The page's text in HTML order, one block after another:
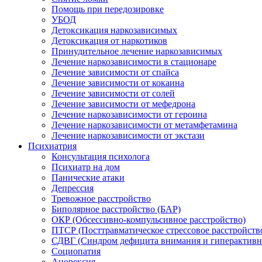
Помощь при передозировке
УБОД
Детоксикация наркозависимых
Детоксикация от наркотиков
Принудительное лечение наркозависимых
Лечение наркозависимости в стационаре
Лечение зависимости от спайса
Лечение зависимости от кокаина
Лечение зависимости от солей
Лечение зависимости от мефедрона
Лечение наркозависимости от героина
Лечение наркозависимости от метамфетамина
Лечение наркозависимости от экстази
Психиатрия
Консультация психолога
Психиатр на дом
Панические атаки
Депрессия
Тревожное расстройство
Биполярное расстройство (БАР)
ОКР (Обсессивно-компульсивное расстройство)
ПТСР (Посттравматическое стрессовое
СДВГ (Синдром дефицита внимания и
Социопатия